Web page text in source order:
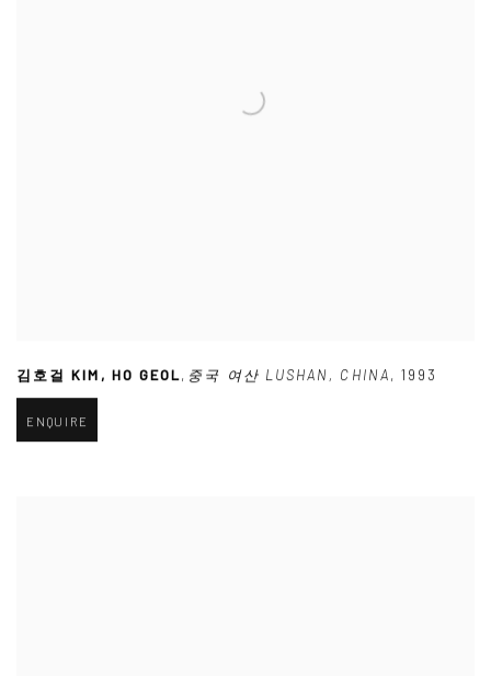
김호걸 KIM , HO GEOL, 중국 여산 LUSHAN , CHINA,1993
ENQUIRE